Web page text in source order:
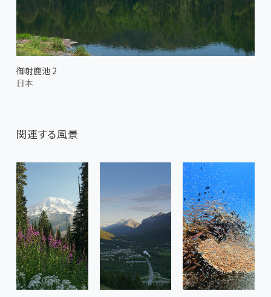
御射鹿池 2
日本
関連する風景